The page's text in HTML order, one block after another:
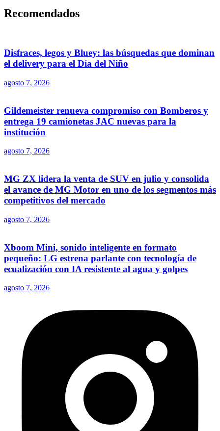
Recomendados
Disfraces, legos y Bluey: las búsquedas que dominan
el delivery para el Día del Niño
agosto 7, 2026
Gildemeister renueva compromiso con Bomberos y
entrega 19 camionetas JAC nuevas para la
institución
agosto 7, 2026
MG ZX lidera la venta de SUV en julio y consolida
el avance de MG Motor en uno de los segmentos más
competitivos del mercado
agosto 7, 2026
Xboom Mini, sonido inteligente en formato
pequeño: LG estrena parlante con tecnología de
ecualización con IA resistente al agua y golpes
agosto 7, 2026